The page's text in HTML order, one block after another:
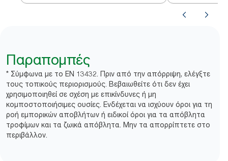
Παραπομπές
* Σύμφωνα με το EN 13432. Πριν από την απόρριψη, ελέγξτε
τους τοπικούς περιορισμούς. Βεβαιωθείτε ότι δεν έχει
χρησιμοποιηθεί σε σχέση με επικίνδυνες ή μη
κομποστοποιήσιμες ουσίες. Ενδέχεται να ισχύουν όροι για τη
ροή εμπορικών αποβλήτων ή ειδικοί όροι για τα απόβλητα
τροφίμων και τα ζωικά απόβλητα. Μην τα απορρίπτετε στο
περιβάλλον.​